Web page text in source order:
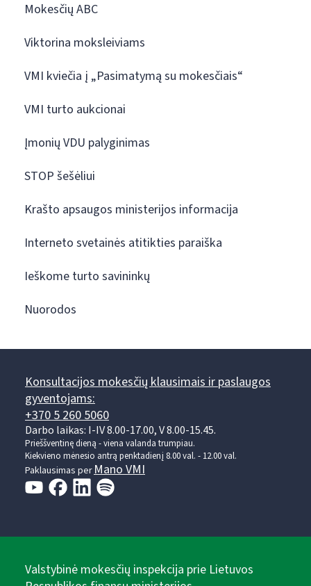
Mokesčių ABC
Viktorina moksleiviams
VMI kviečia į „Pasimatymą su mokesčiais“
VMI turto aukcionai
Įmonių VDU palyginimas
STOP šešėliui
Krašto apsaugos ministerijos informacija
Interneto svetainės atitikties paraiška
Ieškome turto savininkų
Nuorodos
Konsultacijos mokesčių klausimais ir paslaugos
gyventojams:
+370 5 260 5060
Darbo laikas: I-IV 8.00-17.00, V 8.00-15.45.
Prieššventinę dieną - viena valanda trumpiau.
Kiekvieno mėnesio antrą penktadienį 8.00 val. - 12.00 val.
Paklausimas perMano VMI
Valstybinė mokesčių inspekcija prie Lietuvos